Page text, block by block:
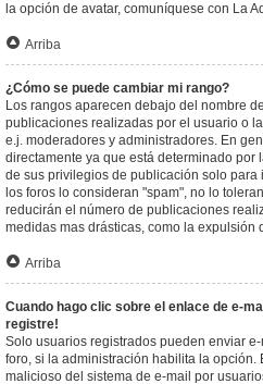
la opción de avatar, comuníquese con La
Arriba
¿Cómo se puede cambiar mi rango?
Los rangos aparecen debajo del nombre
publicaciones realizadas por el usuario o
e.j. moderadores y administradores. En
directamente ya que está determinado por
de sus privilegios de publicación solo para
los foros lo consideran "spam", no lo
reducirán el número de publicaciones
medidas mas drásticas, como la expulsión
Arriba
Cuando hago clic sobre el enlace de e-
registre!
Solo usuarios registrados pueden enviar
foro, si la administración habilita la opción.
malicioso del sistema de e-mail por